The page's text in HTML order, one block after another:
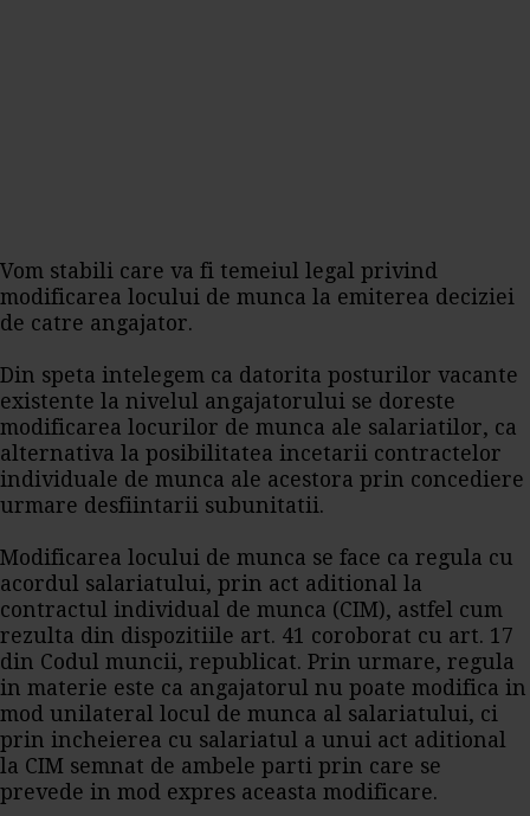
Vom stabili care va fi temeiul legal privind
modificarea locului de munca la emiterea deciziei
de catre angajator.
Din speta intelegem ca datorita posturilor vacante
existente la nivelul angajatorului se doreste
modificarea locurilor de munca ale salariatilor, ca
alternativa la posibilitatea incetarii contractelor
individuale de munca ale acestora prin concediere
urmare desfiintarii subunitatii.
Modificarea locului de munca se face ca regula cu
acordul salariatului, prin act aditional la
contractul individual de munca (CIM), astfel cum
rezulta din dispozitiile art. 41 coroborat cu art. 17
din Codul muncii, republicat. Prin urmare, regula
in materie este ca angajatorul nu poate modifica in
mod unilateral locul de munca al salariatului, ci
prin incheierea cu salariatul a unui act aditional
la CIM semnat de ambele parti prin care se
prevede in mod expres aceasta modificare.